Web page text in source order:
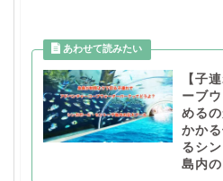
【子
ーブ
める
かか
るシ
島内